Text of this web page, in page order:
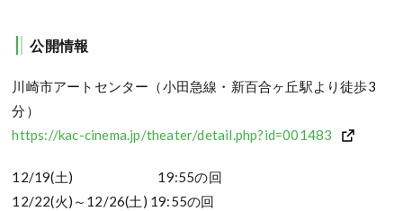
公開情報
川崎市アートセンター（小田急線・新百合ヶ丘駅より徒歩3
分）
https://kac-cinema.jp/theater/detail.php?id=001483
12/19(土) 19:55の回
12/22(火)～12/26(土) 19:55の回